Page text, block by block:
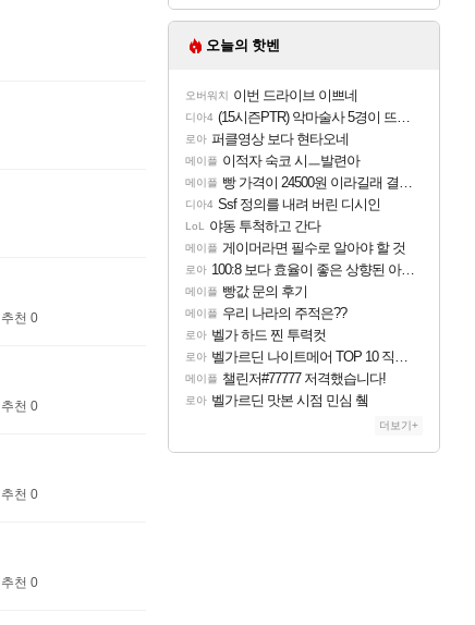
추천 0
추천 0
추천 0
추천 0
오늘의 핫벤
오버워치 이번 드라이브 이쁘네
디아4 (15시즌PTR) 악마술사 5경이 뜨네요
로아 퍼클영상 보다 현타오네
메이플 이적자 숙코 시ㅡ발련아
메이플 빵 가격이 24500원 이라길래 결제 취소하고 나왔다
디아4 Ssf 정의를 내려 버린 디시인
LoL 야동 투척하고 간다
메이플 게이머라면 필수로 알아야 할 것
로아 100:8 보다 효율이 좋은 상향된 아제나 ㄷㄷ
메이플 빵값 문의 후기
메이플 우리 나라의 주적은??
로아 벨가 하드 찐 투력컷
로아 벨가르딘 나이트메어 TOP 10 직업별 분포
메이플 챌린저#77777 저격했습니다!
로아 벨가르딘 맛본 시점 민심 췤
더보기+